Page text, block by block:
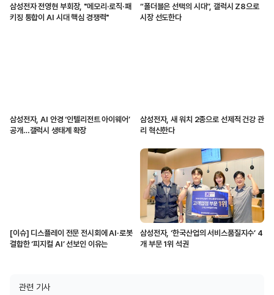
삼성전자 전영현 부회장, "메모리·로직·패
키징 통합이 AI 시대 핵심 경쟁력"
“폴더블은 선택의 시대”, 갤럭시 Z8으로
시장 선도한다
삼성전자, AI 안경 ‘인텔리전트 아이웨어’
공개…갤럭시 생태계 확장
삼성전자, 새 워치 2종으로 선제적 건강 관
리 혁신한다
[이슈] 디스플레이 전문 전시회에 AI·로봇
결합한 ‘피지컬 AI’ 선보인 이유는
삼성전자, ‘한국산업의 서비스품질지수’ 4
개 부문 1위 석권
관련 기사